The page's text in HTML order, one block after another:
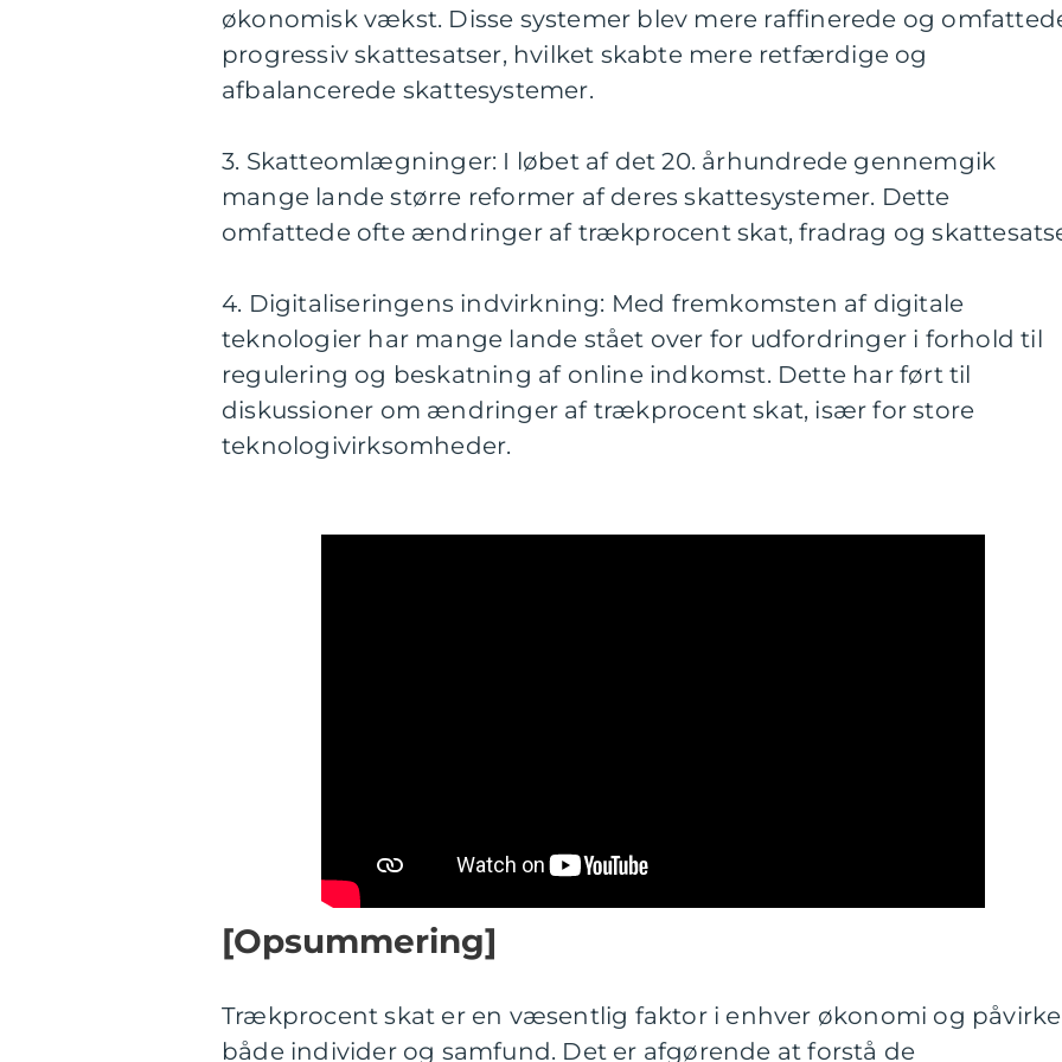
økonomisk vækst. Disse systemer blev mere raffinerede og
progressiv skattesatser, hvilket skabte mere retfærdige og
afbalancerede skattesystemer.
3. Skatteomlægninger: I løbet af det 20. århundrede gennemgik
mange lande større reformer af deres skattesystemer. Dette
omfattede ofte ændringer af trækprocent skat, fradrag og
4. Digitaliseringens indvirkning: Med fremkomsten af digitale
teknologier har mange lande stået over for udfordringer i forhold til
regulering og beskatning af online indkomst. Dette har ført til
diskussioner om ændringer af trækprocent skat, især for store
teknologivirksomheder.
[Opsummering]
Trækprocent skat er en væsentlig faktor i enhver økonomi og
både individer og samfund. Det er afgørende at forstå de